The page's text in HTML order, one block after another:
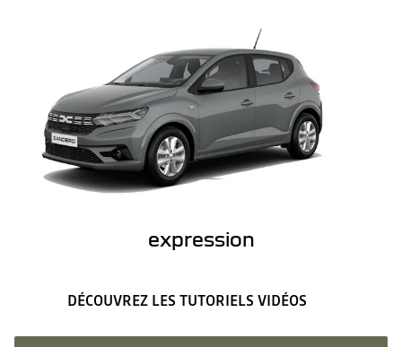
expression
DÉCOUVREZ LES TUTORIELS VIDÉOS